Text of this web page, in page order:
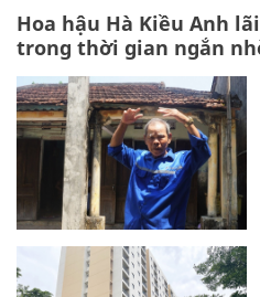
Hoa hậu Hà Kiều Anh
trong thời gian ngắn